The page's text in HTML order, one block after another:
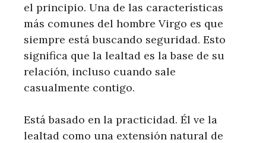
el principio. Una de las características
más comunes del hombre Virgo es que
siempre está buscando seguridad. Esto
significa que la lealtad es la base de su
relación, incluso cuando sale
casualmente contigo.
Está basado en la practicidad. Él ve la
lealtad como una extensión natural de